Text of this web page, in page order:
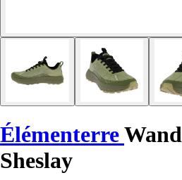
Élémenterre
Sheslay